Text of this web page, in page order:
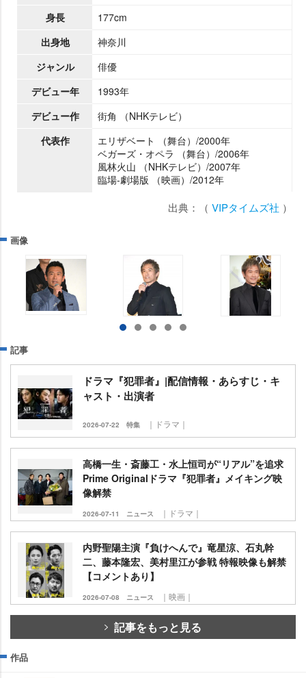
身長
177cm
出身地
神奈川
ジャンル
俳優
デビュー年
1993年
デビュー作
街角 （NHKテレビ）
代表作
エリザベート （舞台）/2000年
ベガーズ・オペラ （舞台）/2006年
風林火山 （NHKテレビ）/2007年
臨場-劇場版 （映画）/2012年
出典：（ VIPタイムズ社 ）
画像
記事
ドラマ『犯罪者』|配信情報・あらすじ・キ
ャスト・出演者
2026-07-22 特集 ｜ドラマ｜
高橋一生・斎藤工・水上恒司が“リアル”を追求
Prime Originalドラマ『犯罪者』メイキング映
像解禁
2026-07-11 ニュース ｜ドラマ｜
内野聖陽主演『負けへんで』竜星涼、石丸幹
二、藤本隆宏、美村里江が参戦 特報映像も解禁
【コメントあり】
2026-07-08 ニュース ｜映画｜
記事をもっと見る
作品